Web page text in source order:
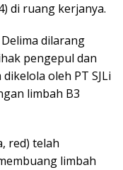
di ruang kerjanya.
dilarang
pengepul dan
oleh PT SJLi
limbah B3
red) telah
limbah